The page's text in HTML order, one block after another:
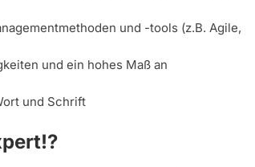
und -tools (z.B. Agile,
und ein hohes Maß an
und Schrift